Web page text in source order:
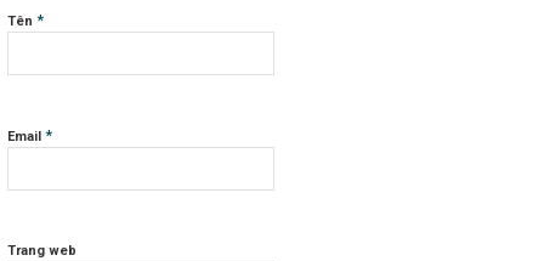
Tên*
Email*
Trang web